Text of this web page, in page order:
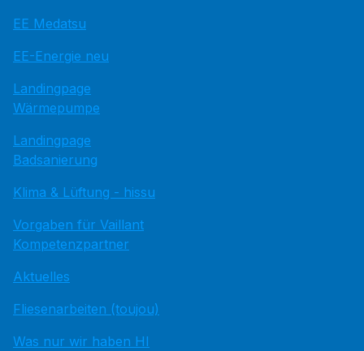
EE Medatsu
EE-Energie neu
Landingpage
Wärmepumpe
Landingpage
Badsanierung
Klima & Lüftung - hissu
Vorgaben für Vaillant
Kompetenzpartner
Aktuelles
Fliesenarbeiten (toujou)
Was nur wir haben HI